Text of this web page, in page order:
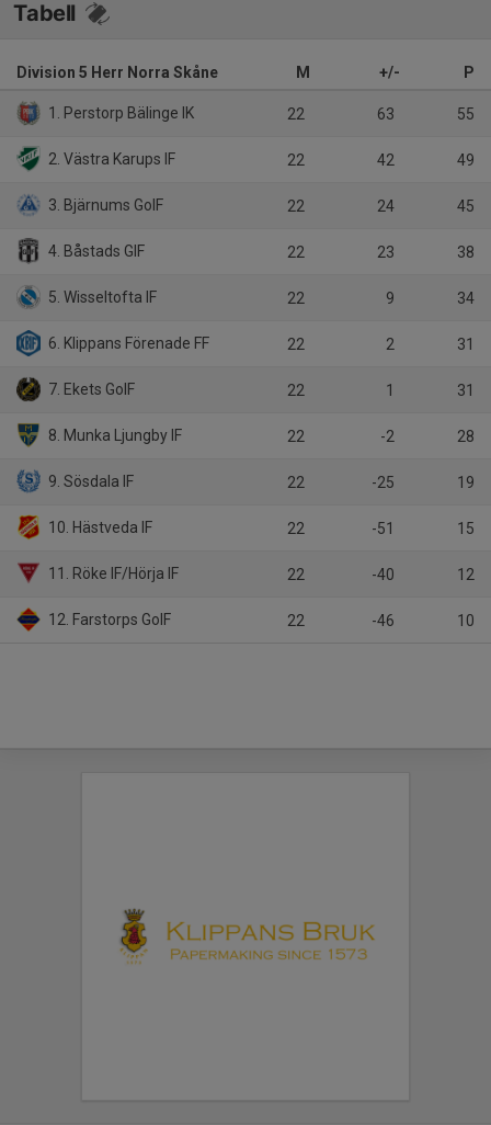
Tabell
Division 5 Herr Norra Skåne M +/- P
1. Perstorp Bälinge IK 22 63 55
2. Västra Karups IF 22 42 49
3. Bjärnums GoIF 22 24 45
4. Båstads GIF 22 23 38
5. Wisseltofta IF 22 9 34
6. Klippans Förenade FF 22 2 31
7. Ekets GoIF 22 1 31
8. Munka Ljungby IF 22 -2 28
9. Sösdala IF 22 -25 19
10. Hästveda IF 22 -51 15
11. Röke IF/Hörja IF 22 -40 12
12. Farstorps GoIF 22 -46 10